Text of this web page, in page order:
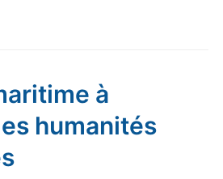
à
humanités